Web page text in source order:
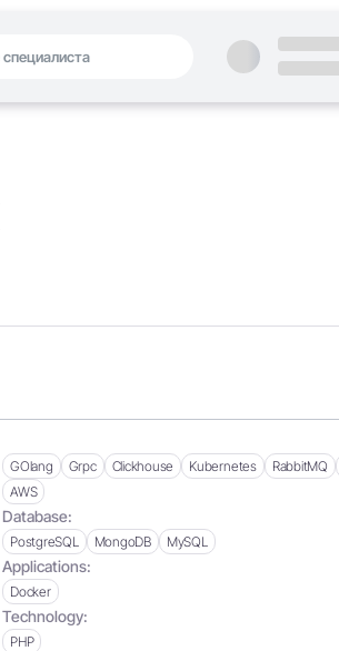
GOlang Grpc Clickhouse Kubernetes RabbitMQ
AWS
Database:
PostgreSQL MongoDB MySQL
Applications:
Docker
Technology:
PHP